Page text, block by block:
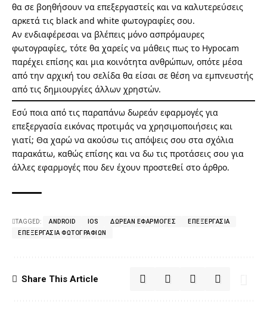
θα σε βοηθήσουν να επεξεργαστείς και να καλυτερεύσεις
αρκετά τις black and white φωτογραφίες σου.
Αν ενδιαφέρεσαι να βλέπεις μόνο ασπρόμαυρες
φωτογραφίες, τότε θα χαρείς να μάθεις πως το Hypocam
παρέχει επίσης και μια κοινότητα ανθρώπων, οπότε μέσα
από την αρχική του σελίδα θα είσαι σε θέση να εμπνευστής
από τις δημιουργίες άλλων χρηστών.
Εσύ ποια από τις παραπάνω δωρεάν εφαρμογές για
επεξεργασία εικόνας προτιμάς να χρησιμοποιήσεις και
γιατί; Θα χαρώ να ακούσω τις απόψεις σου στα σχόλια
παρακάτω, καθώς επίσης και να δω τις προτάσεις σου για
άλλες εφαρμογές που δεν έχουν προστεθεί στο άρθρο.
TAGGED: ANDROID IOS ΔΩΡΕΆΝ ΕΦΑΡΜΟΓΈΣ
ΕΠΕΞΕΡΓΑΣΊΑ
ΕΠΕΞΕΡΓΑΣΊΑ ΦΩΤΟΓΡΑΦΙΏΝ
Share This Article